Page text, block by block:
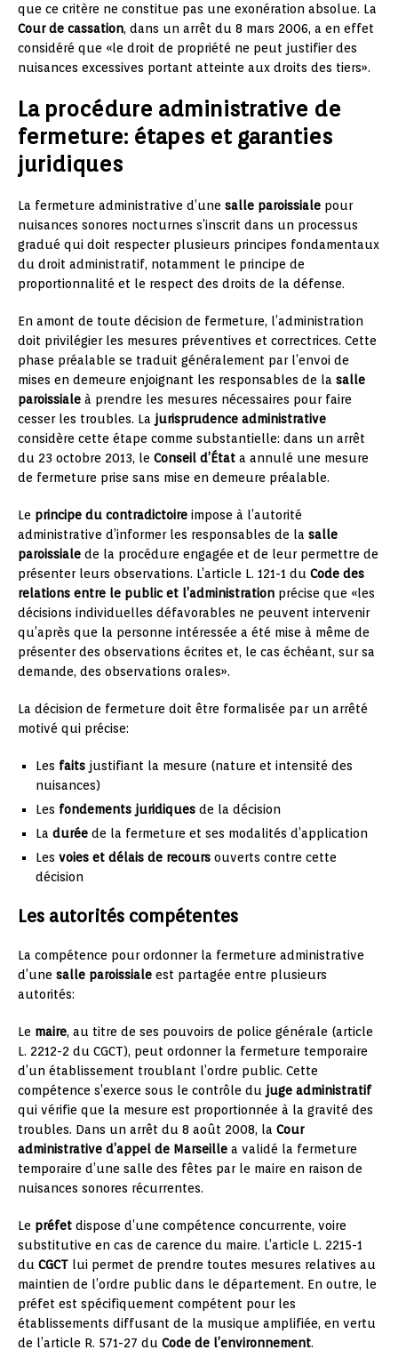
que ce critère ne constitue pas une exonération absolue. La
Cour de cassation, dans un arrêt du 8 mars 2006, a en effet
considéré que «le droit de propriété ne peut justifier des
nuisances excessives portant atteinte aux droits des tiers».
La procédure administrative de
fermeture: étapes et garanties
juridiques
La fermeture administrative d’une salle paroissiale pour
nuisances sonores nocturnes s’inscrit dans un processus
gradué qui doit respecter plusieurs principes fondamentaux
du droit administratif, notamment le principe de
proportionnalité et le respect des droits de la défense.
En amont de toute décision de fermeture, l’administration
doit privilégier les mesures préventives et correctrices. Cette
phase préalable se traduit généralement par l’envoi de
mises en demeure enjoignant les responsables de la salle
paroissiale à prendre les mesures nécessaires pour faire
cesser les troubles. La jurisprudence administrative
considère cette étape comme substantielle: dans un arrêt
du 23 octobre 2013, le Conseil d’État a annulé une mesure
de fermeture prise sans mise en demeure préalable.
Le principe du contradictoire impose à l’autorité
administrative d’informer les responsables de la salle
paroissiale de la procédure engagée et de leur permettre de
présenter leurs observations. L’article L. 121-1 du Code des
relations entre le public et l’administration précise que «les
décisions individuelles défavorables ne peuvent intervenir
qu’après que la personne intéressée a été mise à même de
présenter des observations écrites et, le cas échéant, sur sa
demande, des observations orales».
La décision de fermeture doit être formalisée par un arrêté
motivé qui précise:
Les faits justifiant la mesure (nature et intensité des
nuisances)
Les fondements juridiques de la décision
La durée de la fermeture et ses modalités d’application
Les voies et délais de recours ouverts contre cette
décision
Les autorités compétentes
La compétence pour ordonner la fermeture administrative
d’une salle paroissiale est partagée entre plusieurs
autorités:
Le maire, au titre de ses pouvoirs de police générale (article
L. 2212-2 du CGCT), peut ordonner la fermeture temporaire
d’un établissement troublant l’ordre public. Cette
compétence s’exerce sous le contrôle du juge administratif
qui vérifie que la mesure est proportionnée à la gravité des
troubles. Dans un arrêt du 8 août 2008, la Cour
administrative d’appel de Marseille a validé la fermeture
temporaire d’une salle des fêtes par le maire en raison de
nuisances sonores récurrentes.
Le préfet dispose d’une compétence concurrente, voire
substitutive en cas de carence du maire. L’article L. 2215-1
du CGCT lui permet de prendre toutes mesures relatives au
maintien de l’ordre public dans le département. En outre, le
préfet est spécifiquement compétent pour les
établissements diffusant de la musique amplifiée, en vertu
de l’article R. 571-27 du Code de l’environnement.